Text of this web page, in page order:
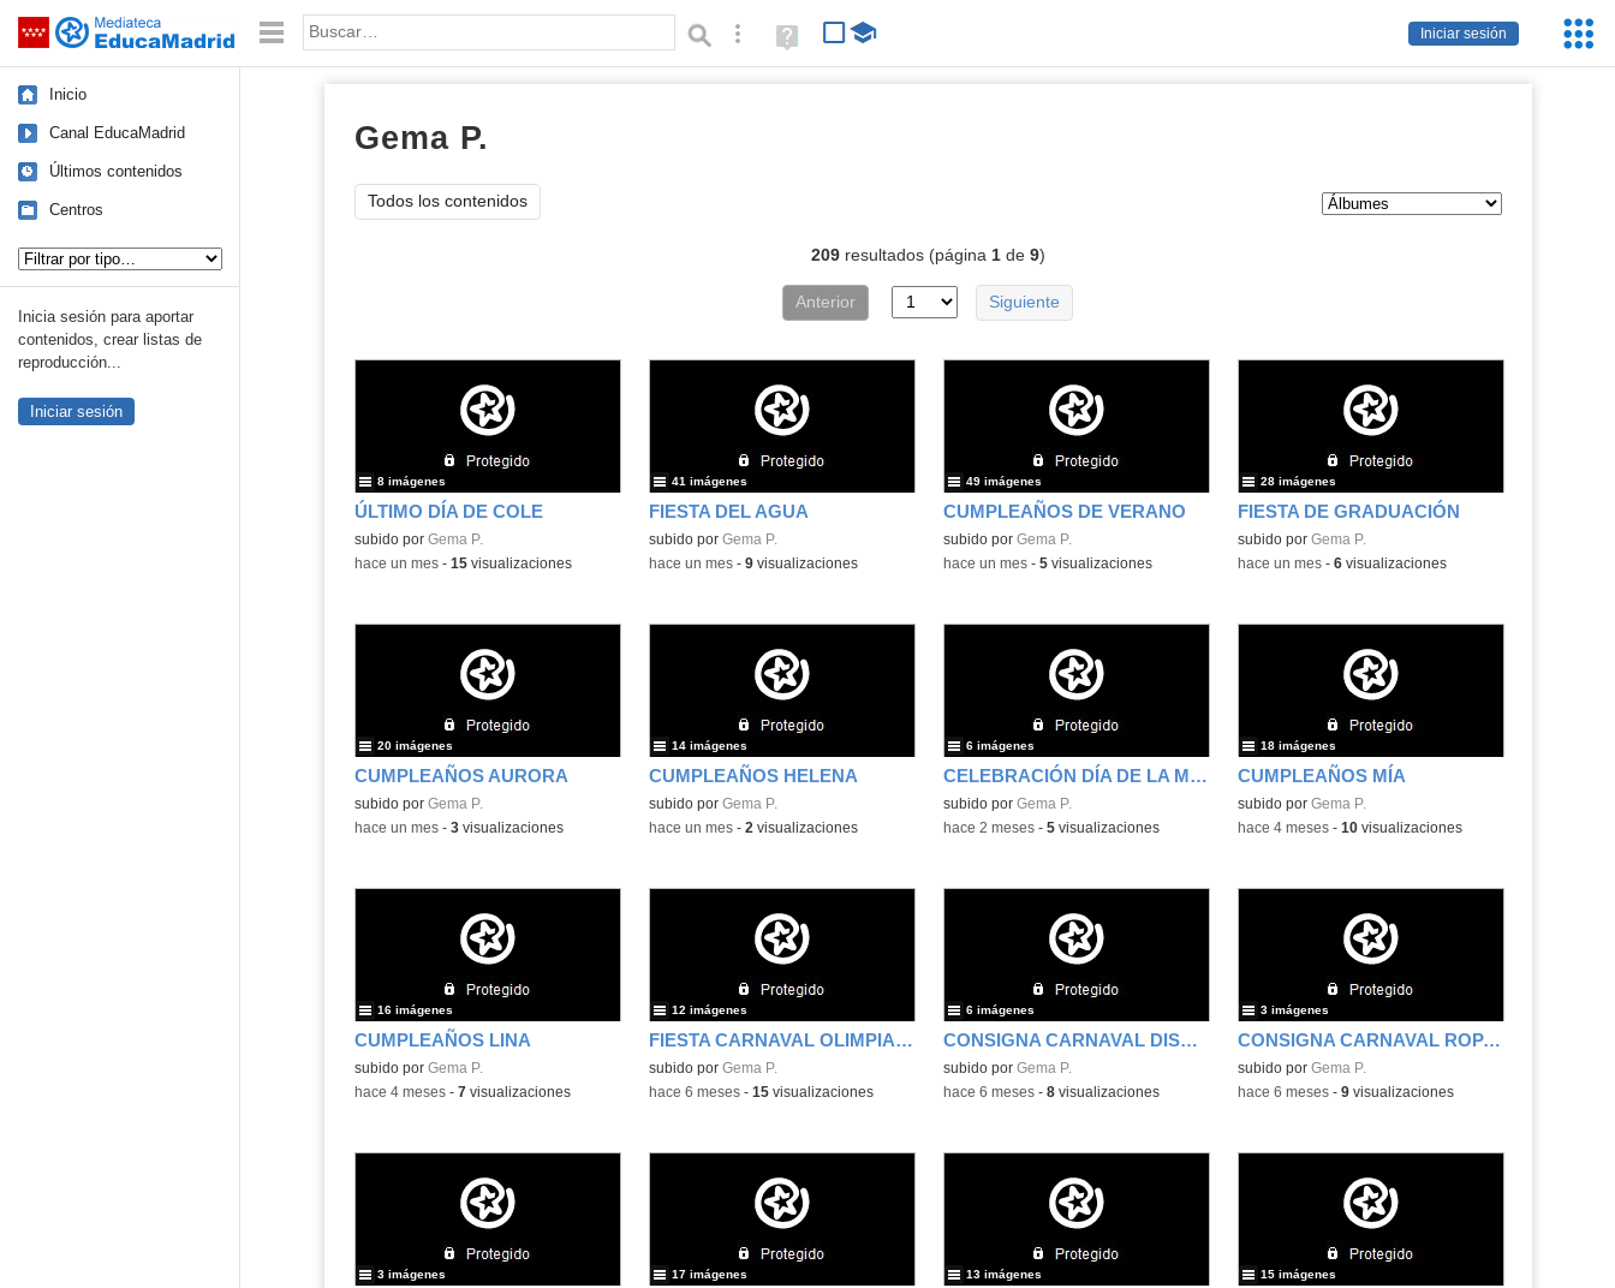
Saltar navegación
Iniciar sesión
Palabra o frase: Búsqueda avanzada
Ayuda
(en
Inicio
Canal EducaMadrid
Últimos contenidos
Centros
Inicia sesión para aportar
contenidos, crear listas de
reproducción...
Iniciar sesión
Gema P.
Todos los contenidos
209resultados (página 1de 9)
Anterior Siguiente
ÚLTIMO DÍA DE COLE
subido por Gema P.
8 imágenes
-hace un mes- 15visualizaciones
FIESTA DEL AGUA
subido por Gema P.
41 imágenes
-hace un mes- 9visualizaciones
CUMPLEAÑOS DE VERANO
subido por Gema P.
49 imágenes
-hace un mes- 5visualizaciones
FIESTA DE GRADUACIÓN
subido por Gema P.
28 imágenes
-hace un mes- 6visualizaciones
CUMPLEAÑOS AURORA
subido por Gema P.
20 imágenes
-hace un mes- 3visualizaciones
CUMPLEAÑOS HELENA
subido por Gema P.
14 imágenes
-hace un mes- 2 visualizaciones
CELEBRACIÓN DÍA DE LA MUJER
subido por Gema P.
6 imágenes
-hace 2 meses- 5visualizaciones
CUMPLEAÑOS MÍA
subido por Gema P.
18 imágenes
-hace 4 meses- 10visualizaciones
CUMPLEAÑOS LINA
subido por Gema P.
16 imágenes
-hace 4 meses- 7visualizaciones
FIESTA CARNAVAL OLIMPIADAS
subido por Gema P.
12 imágenes
-hace 6 meses- 15visualizaciones
CONSIGNA CARNAVAL DISFRAZ LIBRE
subido por Gema P.
6 imágenes
-hace 6 meses- 8visualizaciones
CONSIGNA CARNAVAL ROPA DE DEPORTE
subido por Gema P.
3 imágenes
-hace 6 meses- 9visualizaciones
3 imágenes 17 imágenes 13 imágenes 15 imágenes